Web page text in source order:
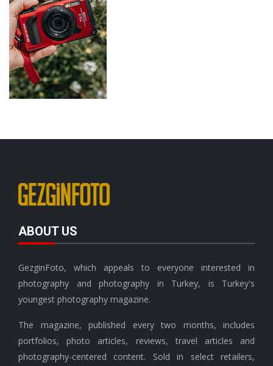
ABOUT US
GezginFoto, which appeals to everyone interested in
photography and photography in Turkey, is Turkey's
youngest photography magazine.
The magazine, published every two months, includes
portfolios, photo articles, reviews, travel articles and
photography-centered content. Sold in select retailers,